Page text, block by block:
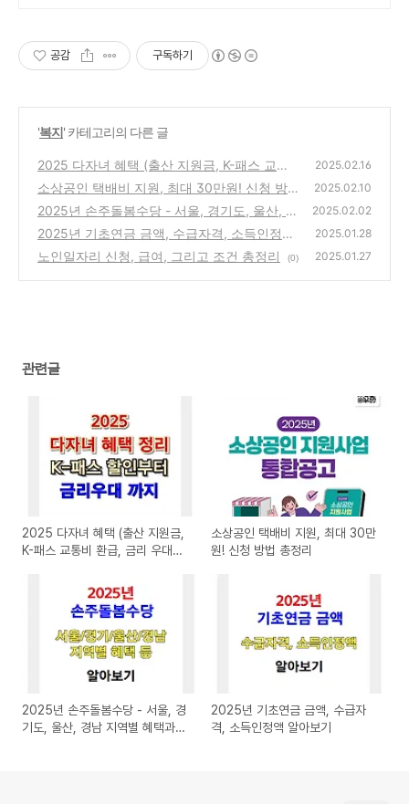
공감 구독하기
'복지' 카테고리의 다른 글
2025 다자녀 혜택 (출산 지원금, K-패스 교통
비 환급, 금리 우대 등)
(2)
2025.02.16
소상공인 택배비 지원, 최대 30만원! 신청 방
법 총정리
(0)
2025.02.10
2025년 손주돌봄수당 - 서울, 경기도, 울산, 경
남 지역별 혜택과 신청 방법
(1)
2025.02.02
2025년 기초연금 금액, 수급자격, 소득인정액
알아보기
(2)
2025.01.28
노인일자리 신청, 급여, 그리고 조건 총정리 (0) 2025.01.27
관련글
2025 다자녀 혜택 (출산 지원금,
K-패스 교통비 환급, 금리 우대
소상공인 택배비 지원, 최대 30만
원! 신청 방법 총정리
2025년 손주돌봄수당 - 서울, 경
기도, 울산, 경남 지역별 혜택과
2025년 기초연금 금액, 수급자
격, 소득인정액 알아보기